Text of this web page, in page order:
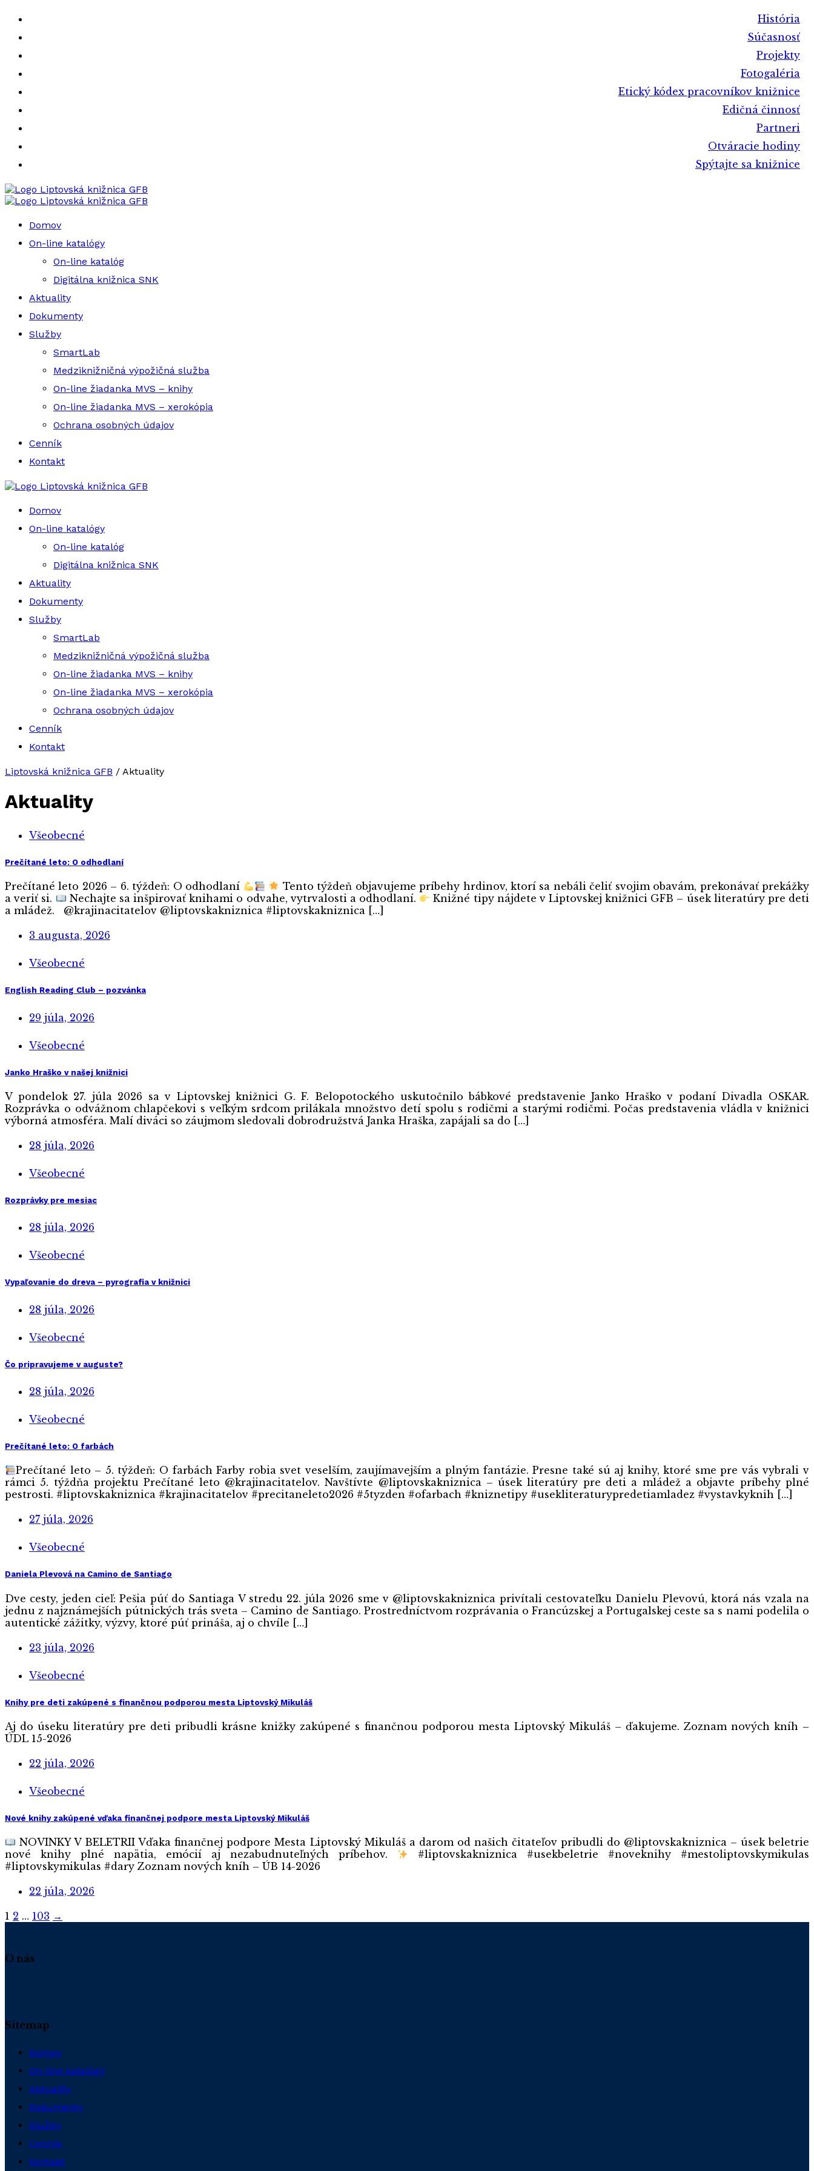
História
Súčasnosť
Projekty
Fotogaléria
Etický kódex pracovníkov knižnice
Edičná činnosť
Partneri
Otváracie hodiny
Spýtajte sa knižnice
Liptovská knižnica GFB
Liptovská knižnica GFB
Domov
On-line katalógy
On-line katalóg
Digitálna knižnica SNK
Aktuality
Dokumenty
Služby
SmartLab
Medziknižničná výpožičná služba
On-line žiadanka MVS – knihy
On-line žiadanka MVS – xerokópia
Ochrana osobných údajov
Cenník
Kontakt
Liptovská knižnica GFB
Domov
On-line katalógy
On-line katalóg
Digitálna knižnica SNK
Aktuality
Dokumenty
Služby
SmartLab
Medziknižničná výpožičná služba
On-line žiadanka MVS – knihy
On-line žiadanka MVS – xerokópia
Ochrana osobných údajov
Cenník
Kontakt
Liptovská knižnica GFB / Aktuality
Aktuality
Všeobecné
Prečítané leto: O odhodlaní
Prečítané leto 2026 – 6. týždeň: O odhodlaní
Tento týždeň objavujeme príbehy hrdinov, ktorí sa nebáli čeliť svojim obavám, prekonávať prekážky
a veriť si.
Nechajte sa inšpirovať knihami o odvahe, vytrvalosti a odhodlaní.
Knižné tipy nájdete v Liptovskej knižnici GFB – úsek literatúry pre deti
a mládež. @krajinacitatelov @liptovskakniznica #liptovskakniznica […]
3 augusta, 2026
Všeobecné
English Reading Club – pozvánka
29 júla, 2026
Všeobecné
Janko Hraško v našej knižnici
V pondelok 27. júla 2026 sa v Liptovskej knižnici G. F. Belopotockého uskutočnilo bábkové predstavenie Janko Hraško v podaní Divadla OSKAR.
Rozprávka o odvážnom chlapčekovi s veľkým srdcom prilákala množstvo detí spolu s rodičmi a starými rodičmi. Počas predstavenia vládla v knižnici
výborná atmosféra. Malí diváci so záujmom sledovali dobrodružstvá Janka Hraška, zapájali sa do […]
28 júla, 2026
Všeobecné
Rozprávky pre mesiac
28 júla, 2026
Všeobecné
Vypaľovanie do dreva – pyrografia v knižnici
28 júla, 2026
Všeobecné
Čo pripravujeme v auguste?
28 júla, 2026
Všeobecné
Prečítané leto: O farbách
Prečítané leto – 5. týždeň: O farbách Farby robia svet veselším, zaujímavejším a plným fantázie. Presne také sú aj knihy, ktoré sme pre vás vybrali v
rámci 5. týždňa projektu Prečítané leto @krajinacitatelov. Navštívte @liptovskakniznica – úsek literatúry pre deti a mládež a objavte príbehy plné
pestrosti. #liptovskakniznica #krajinacitatelov #precitaneleto2026 #5tyzden #ofarbach #kniznetipy #usekliteraturypredetiamladez #vystavkyknih […]
27 júla, 2026
Všeobecné
Daniela Plevová na Camino de Santiago
Dve cesty, jeden cieľ: Pešia púť do Santiaga V stredu 22. júla 2026 sme v @liptovskakniznica privítali cestovateľku Danielu Plevovú, ktorá nás vzala na
jednu z najznámejších pútnických trás sveta – Camino de Santiago. Prostredníctvom rozprávania o Francúzskej a Portugalskej ceste sa s nami podelila o
autentické zážitky, výzvy, ktoré púť prináša, aj o chvíle […]
23 júla, 2026
Všeobecné
Knihy pre deti zakúpené s finančnou podporou mesta Liptovský Mikuláš
Aj do úseku literatúry pre deti pribudli krásne knižky zakúpené s finančnou podporou mesta Liptovský Mikuláš – ďakujeme. Zoznam nových kníh –
ÚDL 15-2026
22 júla, 2026
Všeobecné
Nové knihy zakúpené vďaka finančnej podpore mesta Liptovský Mikuláš
NOVINKY V BELETRII Vďaka finančnej podpore Mesta Liptovský Mikuláš a darom od našich čitateľov pribudli do @liptovskakniznica – úsek beletrie
nové knihy plné napätia, emócií aj nezabudnuteľných príbehov.
#liptovskakniznica #usekbeletrie #noveknihy #mestoliptovskymikulas
#liptovskymikulas #dary Zoznam nových kníh – ÚB 14-2026
22 júla, 2026
Posts
1 2 … 103 →
O nás
Sitemap
Domov
On-line katalógy
Aktuality
Dokumenty
Služby
Cenník
Kontakt